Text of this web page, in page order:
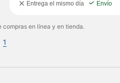
Entrega el mismo día Envío
compras en línea y en tienda.
1